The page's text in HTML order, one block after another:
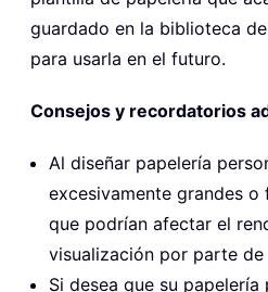
guardado en la biblioteca
para usarla en el futuro.
Consejos y recordatorios
Al diseñar papelería
excesivamente grandes
que podrían afectar el
visualización por parte
Si desea que su